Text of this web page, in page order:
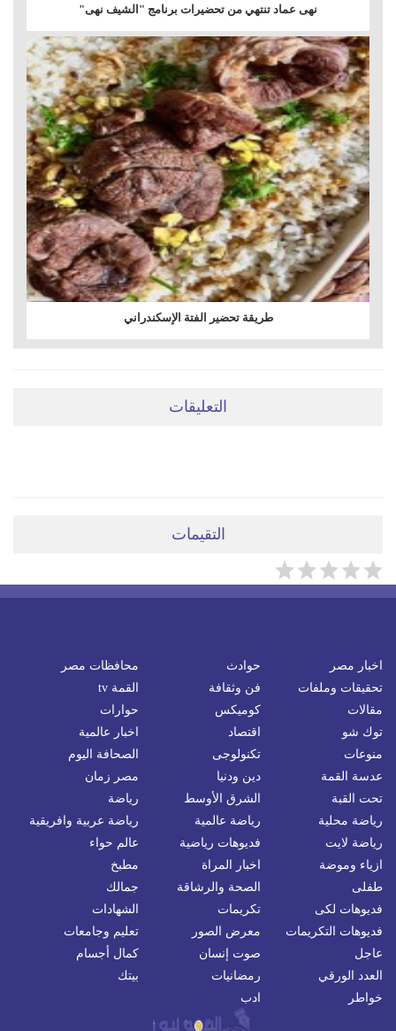
نهى عماد تنتهي من تحضيرات برنامج "الشيف نهى"
طريقة تحضير الفتة الإسكندراني
التعليقات
التقيمات
اخبار مصر حوادث
محافظات مصر
تحقيقات وملفات
فن وثقافة
القمة tv
مقالات
كوميكس
حوارات
توك شو
اقتصاد
اخبار عالمية
منوعات
تكنولوجى
الصحافة اليوم
عدسة القمة
دين ودنيا
مصر زمان
تحت القبة
الشرق الأوسط
رياضة
رياضة محلية
رياضة عالمية
رياضة عربية وافريقية
رياضة لايت
فديوهات رياضية
عالم حواء
ازياء وموضة
اخبار المراة
مطبخ
طفلى
الصحة والرشاقة
جمالك
فديوهات لكى
تكريمات
الشهادات
فديوهات التكريمات
معرض الصور
تعليم وجامعات
عاجل
صوت إنسان
كمال أجسام
العدد الورقي
رمضانيات
بيتك
خواطر
ادب